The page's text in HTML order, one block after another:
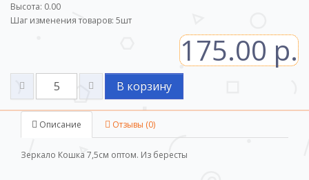
Высота: 0.00
Шаг изменения товаров: 5шт
175.00 р.
В корзину
Описание Отзывы (0)
Зеркало Кошка 7,5см оптом. Из бересты